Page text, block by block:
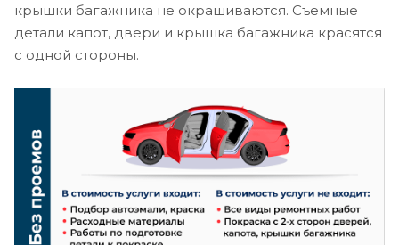
крышки багажника не окрашиваются. Съемные
детали капот, двери и крышка багажника красятся
с одной стороны.